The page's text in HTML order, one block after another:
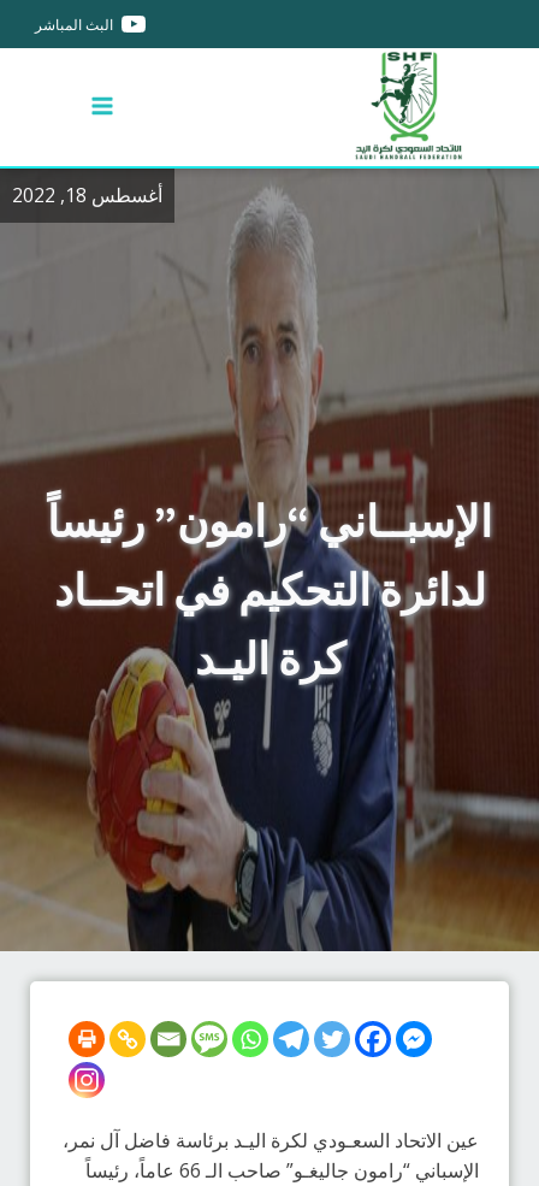
البث المباشر
أغسطس 18, 2022
الإسبــاني “رامون” رئيساً
لدائرة التحكيم في اتحــاد
كرة اليـد
عين الاتحاد السعـودي لكرة اليـد برئاسة فاضل آل نمر،
الإسباني “رامون جاليغـو” صاحب الـ 66 عاماً، رئيساً